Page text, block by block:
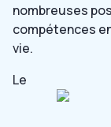
nombreuses
compétences
vie.
Le